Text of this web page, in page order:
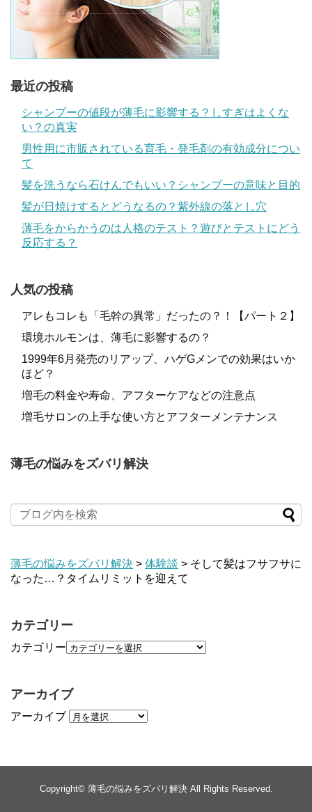
最近の投稿
シャンプーの値段が薄毛に影響する？しすぎはよくな
い？の真実
男性用に市販されている育毛・発毛剤の有効成分につい
て
髪を洗うなら石けんでもいい？シャンプーの意味と目的
髪が日焼けするとどうなるの？紫外線の落とし穴
薄毛をからかうのは人格のテスト？遊びとテストにどう
反応する？
人気の投稿
アレもコレも「毛幹の異常」だったの？！【パート２】
環境ホルモンは、薄毛に影響するの？
1999年6月発売のリアップ、ハゲGメンでの効果はいか
ほど？
増毛の料金や寿命、アフターケアなどの注意点
増毛サロンの上手な使い方とアフターメンテナンス
薄毛の悩みをズバリ解決
薄毛の悩みをズバリ解決 > 体験談 > そして髪はフサフサに
なった…？タイムリミットを迎えて
カテゴリー
カテゴリー
アーカイブ
アーカイブ
Copyright© 薄毛の悩みをズバリ解決All Rights Reserved.